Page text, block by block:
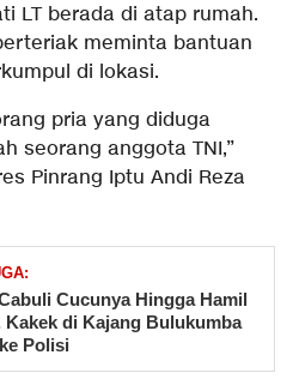
LT berada di atap rumah.
meminta bantuan
di lokasi.
pria yang diduga
seorang anggota TNI,”
Pinrang Iptu Andi Reza
Cucunya Hingga Hamil
Kakek di Kajang Bulukumba
Polisi